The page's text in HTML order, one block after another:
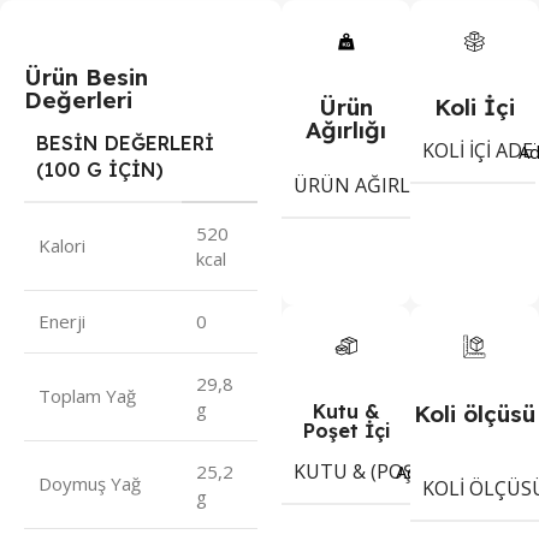
Ürün Besin
Değerleri
BESİN DEĞERLERİ
(100 G İÇİN)
Kalori
520
kcal
Enerji 0
Toplam Yağ
29,8
g
Doymuş Yağ
25,2
g
Ürün
Ağırlığı
ÜRÜN AĞIRLIĞI
Koli İçi
KOLI İÇI
Kutu &
Poşet İçi
KUTU & (POŞET) İÇI ADET
Adet
Koli ölçüsü
KOLI